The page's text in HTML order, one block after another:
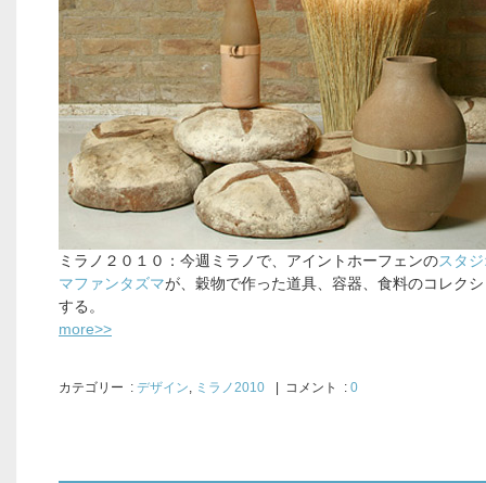
ミラノ２０１０：今週ミラノで、アイントホーフェンのスタ
マファンタズマが、穀物で作った道具、容器、食料のコレク
する。
more>>
カテゴリー : デザイン, ミラノ2010 | コメント : 0